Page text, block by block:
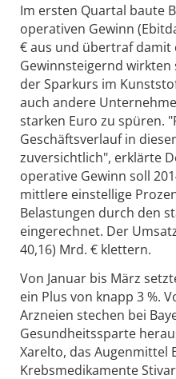
Im ersten Quartal baute
operativen Gewinn
€ aus und übertraf damit
Gewinnsteigernd wirkten
der Sparkurs im
auch andere
starken Euro zu spüren.
Geschäftsverlauf in
zuversichtlich", erklärte
operative Gewinn soll
mittlere einstellige
Belastungen durch den
eingerechnet. Der
40,16) Mrd. € klettern.
Von Januar bis März
ein Plus von knapp 3 %.
Arzneien stechen bei
Gesundheitssparte
Xarelto, das Augenmittel
Krebsmedikamente